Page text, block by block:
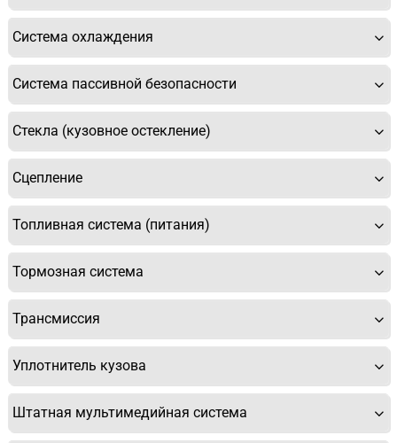
Система охлаждения
Система пассивной безопасности
Стекла (кузовное остекление)
Сцепление
Топливная система (питания)
Тормозная система
Трансмиссия
Уплотнитель кузова
Штатная мультимедийная система